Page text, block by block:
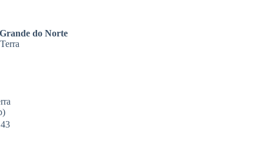
do Norte